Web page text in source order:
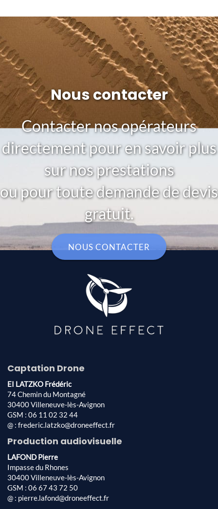
Nous contacter
Contacter nos opérateurs
directement pour en savoir plus
sur nos prestations
ou pour toute demande de devis
gratuit.
NOUS CONTACTER
Captation Drone
EI LATZKO Frédéric
74 Chemin du Montagné
30400 Villeneuve-lès-Avignon
GSM : 06 11 02 32 44
@ : frederic.latzko@droneeffect.fr
Production audiovisuelle
LAFOND Pierre
Impasse du Rhones
30400 Villeneuve-lès-Avignon
GSM : 06 67 43 72 50
@ : pierre.lafond@droneeffect.fr